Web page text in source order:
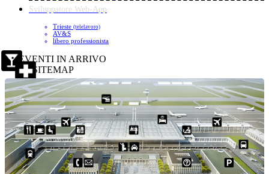
Sviluppatore Web-App
Trieste (telelavoro)
AV&S
libero professionista
EVENTI IN ARRIVO
SITEMAP